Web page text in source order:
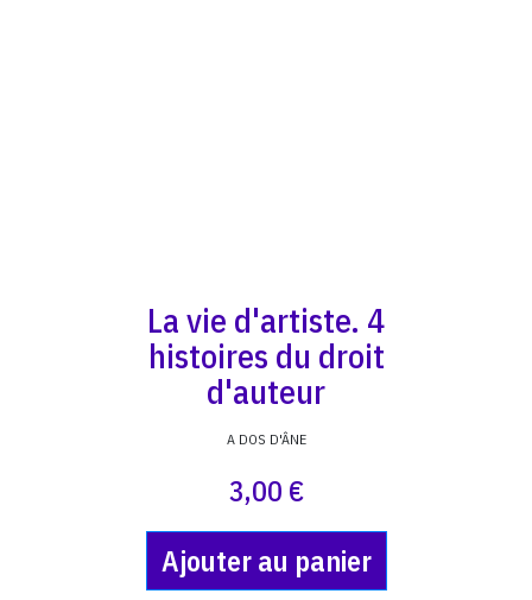
La vie d'artiste. 4
histoires du droit
d'auteur
A DOS D'ÂNE
3,00 €
Ajouter au panier